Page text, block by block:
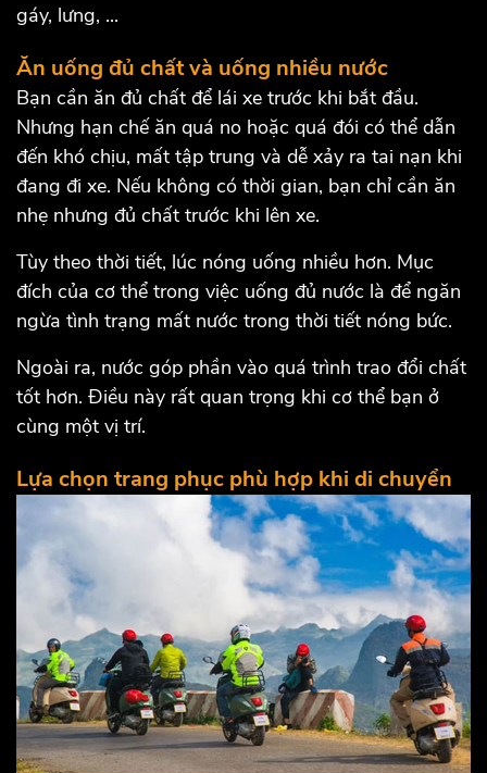
gáy, lưng, ...
Ăn uống đủ chất và uống nhiều nước
Bạn cần ăn đủ chất để lái xe trước khi bắt đầu.
Nhưng hạn chế ăn quá no hoặc quá đói có thể dẫn
đến khó chịu, mất tập trung và dễ xảy ra tai nạn khi
đang đi xe. Nếu không có thời gian, bạn chỉ cần ăn
nhẹ nhưng đủ chất trước khi lên xe.
Tùy theo thời tiết, lúc nóng uống nhiều hơn. Mục
đích của cơ thể trong việc uống đủ nước là để ngăn
ngừa tình trạng mất nước trong thời tiết nóng bức.
Ngoài ra, nước góp phần vào quá trình trao đổi chất
tốt hơn. Điều này rất quan trọng khi cơ thể bạn ở
cùng một vị trí.
Lựa chọn trang phục phù hợp khi di chuyển